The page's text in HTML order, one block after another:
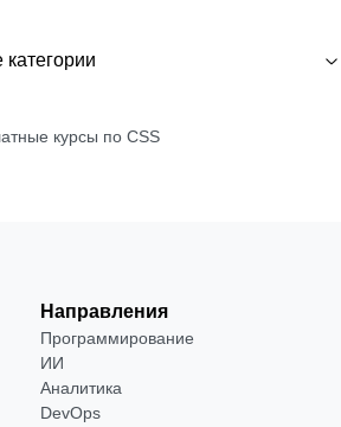
курсы по CSS
Направления
Программирование
ИИ
Аналитика
DevOps